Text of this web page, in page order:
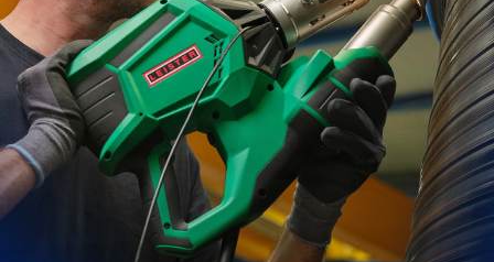
Nueva extrusora
WELDPLAST 300